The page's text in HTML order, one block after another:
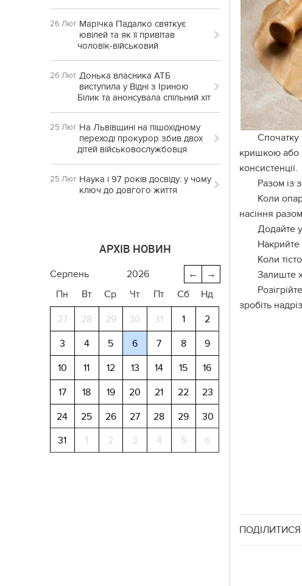
26 Лют Марічка Падалко святкує
ювілей та як її привітав
чоловік-військовий
26 Лют Донька власника АТБ
виступила у Відні з Іриною
Білик та анонсувала спільний хіт
25 Лют На Львівщині на пішохідному
переході прокурор збив двох
дітей військовослужбовця
25 Лют Наука і 97 років досвіду: у чому
ключ до довгого життя
АРХІВ НОВИН
→
←
серпень
2026
Пн
Вт Ср Чт Пт Сб Нд
27 28 29 30 31 1
2
3
4 5 6 7 8
9
10
11 12 13 14 15
16
17
18 19 20 21 22
23
24
25 26 27 28 29
30
31
1 2 3 4 5 6
кришкою або
консистенції.
Разом із
Коли
насіння
Додайте у
Накрийте
Коли
Залиште
зробіть
ПОДІЛИТИСЯ